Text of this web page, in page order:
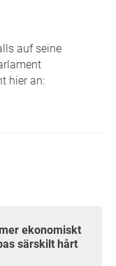
auf seine
hier an:
särskilt hårt